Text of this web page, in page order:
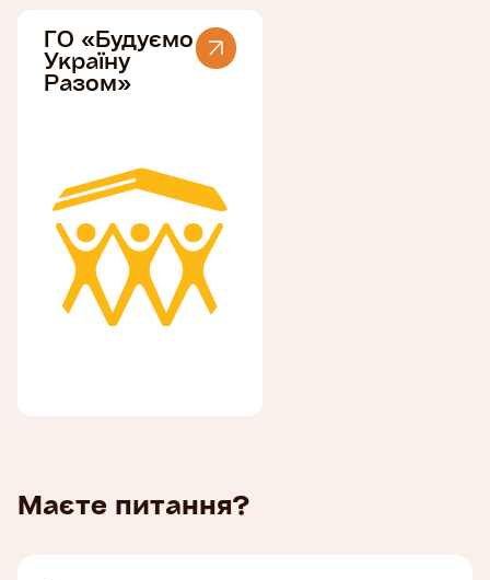
ГО «Будуємо
Україну
Разом»
Маєте питання?